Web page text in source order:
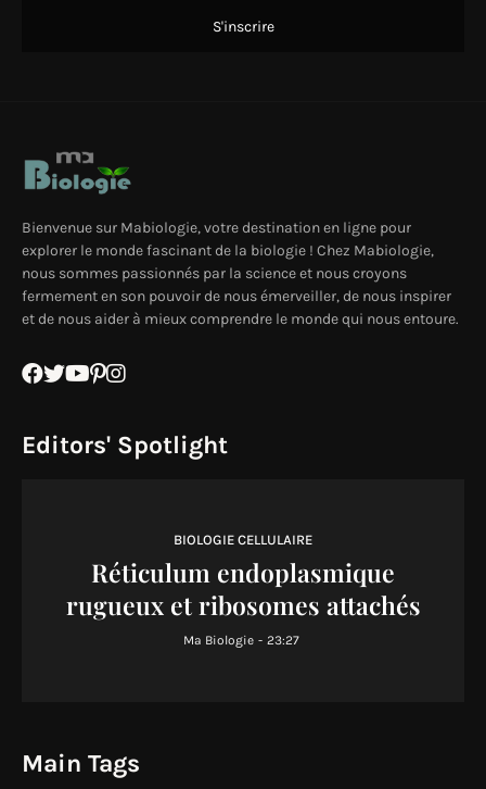
Bienvenue sur Mabiologie, votre destination en ligne pour
explorer le monde fascinant de la biologie ! Chez Mabiologie,
nous sommes passionnés par la science et nous croyons
fermement en son pouvoir de nous émerveiller, de nous inspirer
et de nous aider à mieux comprendre le monde qui nous entoure.
Editors' Spotlight
BIOLOGIE CELLULAIRE
Réticulum endoplasmique
rugueux et ribosomes attachés
Ma Biologie - 23:27
Main Tags